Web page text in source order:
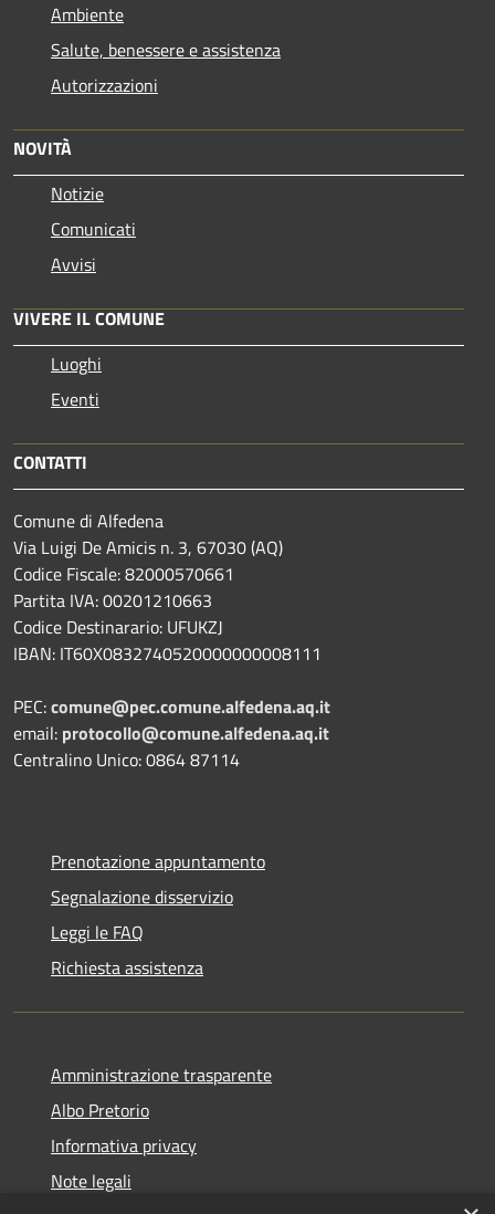
Ambiente
Salute, benessere e assistenza
Autorizzazioni
NOVITÀ
Notizie
Comunicati
Avvisi
VIVERE IL COMUNE
Luoghi
Eventi
CONTATTI
Comune di Alfedena
Via Luigi De Amicis n. 3, 67030 (AQ)
Codice Fiscale: 82000570661
Partita IVA: 00201210663
Codice Destinarario: UFUKZJ
IBAN: IT60X0832740520000000008111
PEC:comune@pec.comune.alfedena.aq.it
email: protocollo@comune.alfedena.aq.it
Centralino Unico: 0864 87114
Prenotazione appuntamento
Segnalazione disservizio
Leggi le FAQ
Richiesta assistenza
Amministrazione trasparente
Albo Pretorio
Informativa privacy
Note legali